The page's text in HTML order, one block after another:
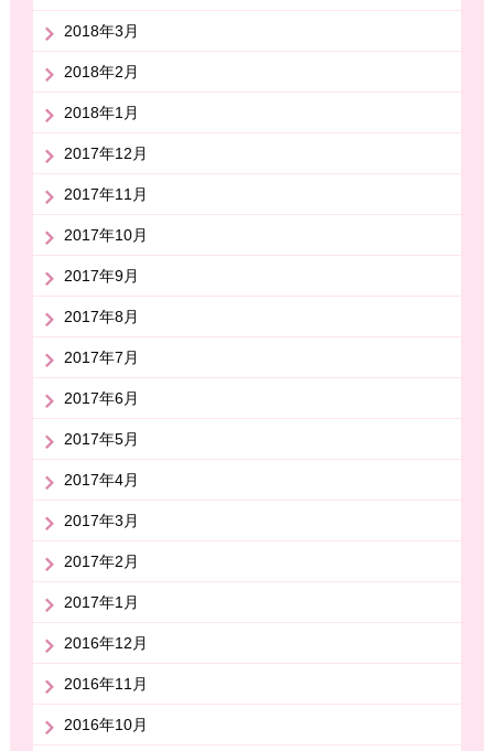
2018年3月
2018年2月
2018年1月
2017年12月
2017年11月
2017年10月
2017年9月
2017年8月
2017年7月
2017年6月
2017年5月
2017年4月
2017年3月
2017年2月
2017年1月
2016年12月
2016年11月
2016年10月